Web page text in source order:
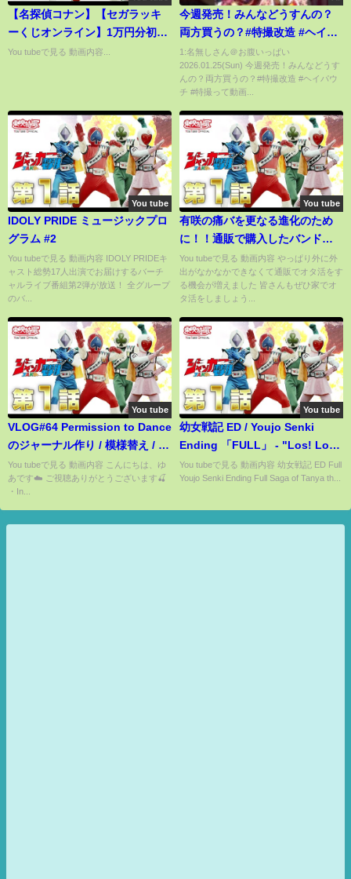
【名探偵コナン】【セガラッキ
ーくじオンライン】1万円分初チ
ャレンジ♪
You tubeで見る 動画内容...
今週発売！みんなどうすんの？
両方買うの？#特撮改造 #ヘイパ
ウチ #特撮
1:名無しさん＠お腹いっぱい
2026.01.25(Sun) 今週発売！みんなどうす
んの？両方買うの？#特撮改造 #ヘイパウ
チ #特撮って動画...
You tube
IDOLY PRIDE ミュージックプロ
グラム #2
You tubeで見る 動画内容 IDOLY PRIDEキ
ャスト総勢17人出演でお届けするバーチ
ャルライブ番組第2弾が放送！ 全グループ
のバ...
You tube
有咲の痛バを更なる進化のため
に！！通販で購入したバンドリ
グッズ紹介していく！「バンド
リ ガルパ」
You tubeで見る 動画内容 やっぱり外に外
出がなかなかできなくて通販でオタ活をす
る機会が増えました 皆さんもぜひ家でオ
タ活をしましょう...
You tube
VLOG#64 Permission to Dance
のジャーナル作り / 模様替え / オ
タクの日常
You tubeで見る 動画内容 こんにちは、ゆ
あです☁️ ご視聴ありがとうございます🍒
・In...
You tube
幼女戦記 ED / Youjo Senki
Ending 「FULL」 - "Los! Los!
Los!" - Tanya Degurechaff (悠
木 碧)
You tubeで見る 動画内容 幼女戦記 ED Full
Youjo Senki Ending Full Saga of Tanya th...